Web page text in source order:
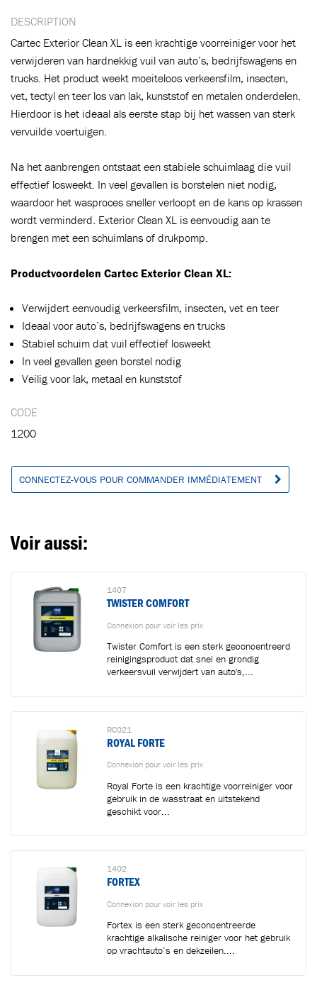
DESCRIPTION
Cartec Exterior Clean XL is een krachtige voorreiniger voor het
verwijderen van hardnekkig vuil van auto’s, bedrijfswagens en
trucks. Het product weekt moeiteloos verkeersfilm, insecten,
vet, tectyl en teer los van lak, kunststof en metalen onderdelen.
Hierdoor is het ideaal als eerste stap bij het wassen van sterk
vervuilde voertuigen.
Na het aanbrengen ontstaat een stabiele schuimlaag die vuil
effectief losweekt. In veel gevallen is borstelen niet nodig,
waardoor het wasproces sneller verloopt en de kans op krassen
wordt verminderd. Exterior Clean XL is eenvoudig aan te
brengen met een schuimlans of drukpomp.
Productvoordelen Cartec Exterior Clean XL:
Verwijdert eenvoudig verkeersfilm, insecten, vet en teer
Ideaal voor auto’s, bedrijfswagens en trucks
Stabiel schuim dat vuil effectief losweekt
In veel gevallen geen borstel nodig
Veilig voor lak, metaal en kunststof
CODE
1200
CONNECTEZ-VOUS POUR COMMANDER IMMÉDIATEMENT
Voir aussi:
1407
TWISTER COMFORT
Connexion pour voir les prix
Twister Comfort is een sterk geconcentreerd
reinigingsproduct dat snel en grondig
verkeersvuil verwijdert van auto's,...
RC021
ROYAL FORTE
Connexion pour voir les prix
Royal Forte is een krachtige voorreiniger voor
gebruik in de wasstraat en uitstekend
geschikt voor...
1402
FORTEX
Connexion pour voir les prix
Fortex is een sterk geconcentreerde
krachtige alkalische reiniger voor het gebruik
op vrachtauto’s en dekzeilen....
Ajouté au panier